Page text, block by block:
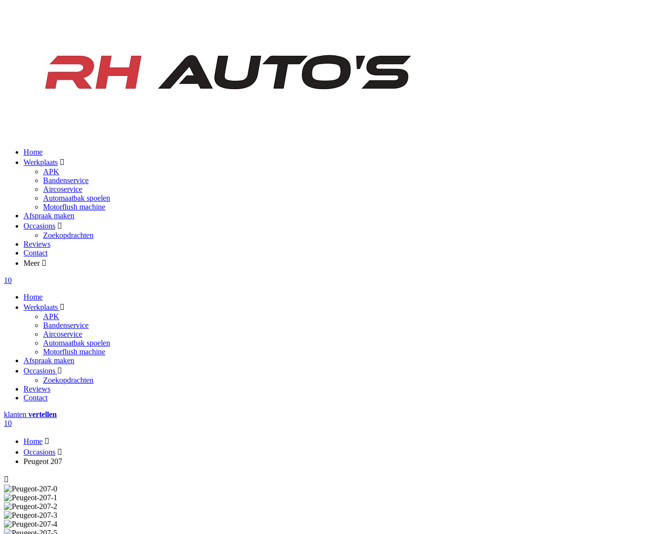
Home
Werkplaats
APK
Bandenservice
Aircoservice
Automaatbak spoelen
Motorflush machine
Afspraak maken
Occasions
Zoekopdrachten
Reviews
Contact
Meer
10
Home
Werkplaats
APK
Bandenservice
Aircoservice
Automaatbak spoelen
Motorflush machine
Afspraak maken
Occasions
Zoekopdrachten
Reviews
Contact
klanten vertellen
10
Home
Occasions
Peugeot 207